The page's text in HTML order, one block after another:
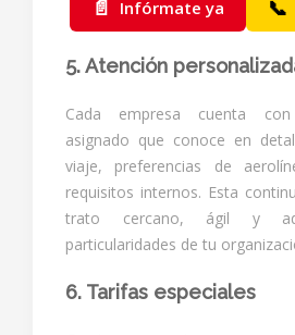
📄 Infórmate ya 📞
5. Atención
Cada empresa cuenta
asignado que conoce en
viaje, preferencias de
requisitos internos. Esta
trato cercano, ágil y
particularidades de tu
6. Tarifas especiales